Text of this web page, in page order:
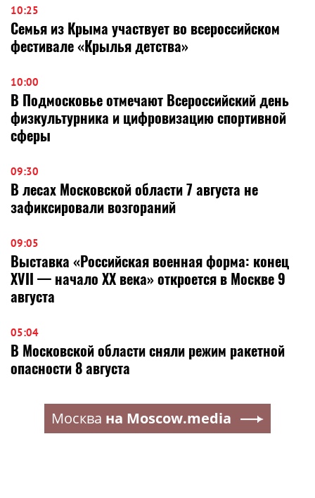
10:25
Семья из Крыма участвует во всероссийском
фестивале «Крылья детства»
10:00
В Подмосковье отмечают Всероссийский день
физкультурника и цифровизацию спортивной
сферы
09:30
В лесах Московской области 7 августа не
зафиксировали возгораний
09:05
Выставка «Российская военная форма: конец
XVII — начало XX века» откроется в Москве 9
августа
05:04
В Московской области сняли режим ракетной
опасности 8 августа
Москва на Moscow.media